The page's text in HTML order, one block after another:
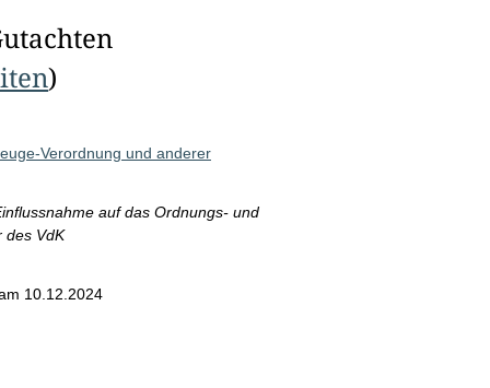
)
Verordnung und anderer
auf das Ordnungs- und
des VdK
10.12.2024